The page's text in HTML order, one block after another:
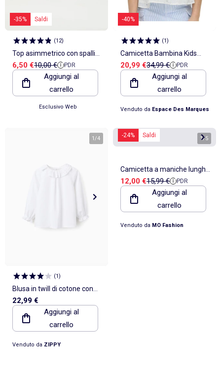
-35% Saldi
(12)
Top asimmetrico con spalline
e volant
Prezzo di vendita
6,50 €Prezzo di riferimento
10,00 € PDR
Aggiungi al
carrello
Esclusivo Web
-40%
(1)
Camicetta Bambina Kids
ONLY
Prezzo di vendita
20,99 €Prezzo di riferimento
34,99 € PDR
Aggiungi al
carrello
Venduto da Espace Des Marques
1/4
(1)
Blusa in twill di cotone con
volant
22,99 €
Aggiungi al
carrello
Venduto da ZIPPY
-24% Saldi 1/5
Camicetta a maniche lunghe,
MO Fashion
Prezzo di vendita
12,00 €Prezzo di riferimento
15,99 € PDR
Aggiungi al
carrello
Venduto da MO Fashion